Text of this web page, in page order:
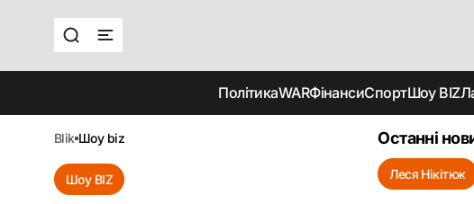
ПолітикаWARФінансиСпортШоу BIZ
blik шоу biz
Шоу BIZ
Останні
Леся Нікітюк